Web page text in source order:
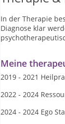
In der Therapie
Diagnose klar
Meine
2019 - 2021
2022 - 2024
2024 - 2024 Ego